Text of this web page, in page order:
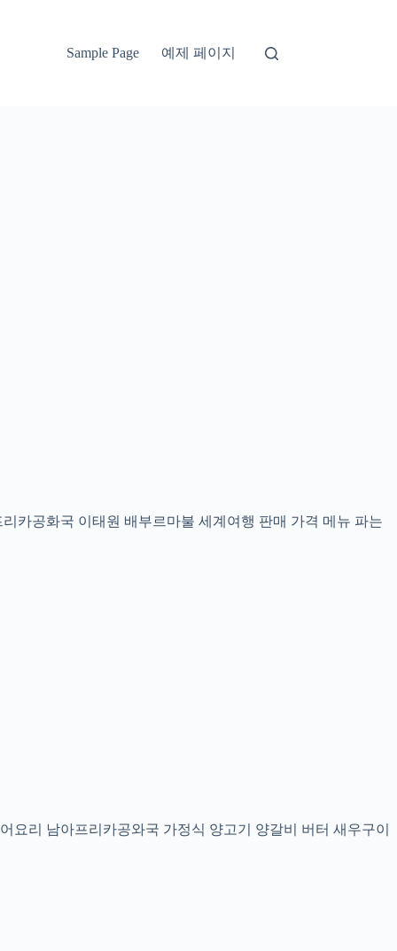
Sample Page 예제 페이지
카공화국 이태원 배부르마불 세계여행 판매 가격 메뉴 파는
요리 남아프리카공와국 가정식 양고기 양갈비 버터 새우구이